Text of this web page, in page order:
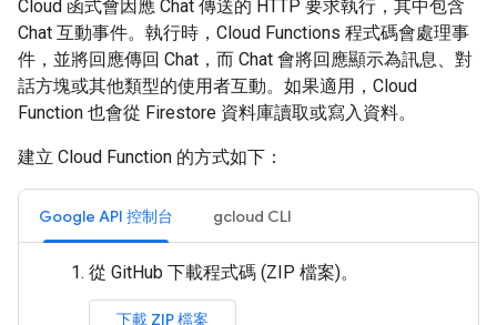
Cloud 函式會因應 Chat 傳送的 HTTP 要求執行，其中包含
Chat 互動事件。執行時，Cloud Functions 程式碼會處理事
件，並將回應傳回 Chat，而 Chat 會將回應顯示為訊息、對
話方塊或其他類型的使用者互動。如果適用，Cloud
Function 也會從 Firestore 資料庫讀取或寫入資料。
建立 Cloud Function 的方式如下：
Google API 控制台 gcloud CLI
從 GitHub 下載程式碼 (ZIP 檔案)。
下載 ZIP 檔案